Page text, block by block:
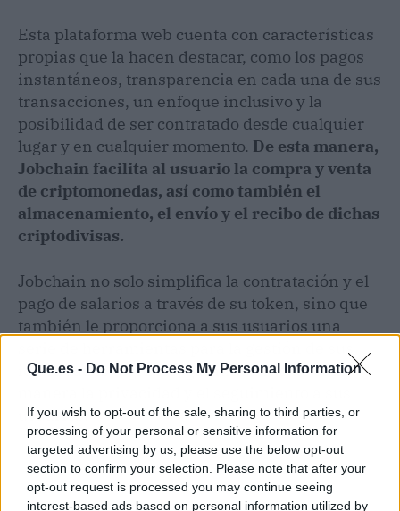
Que.es - Do Not Process My Personal Information
If you wish to opt-out of the sale, sharing to third parties, or
processing of your personal or sensitive information for
targeted advertising by us, please use the below opt-out
section to confirm your selection. Please note that after your
opt-out request is processed you may continue seeing
interest-based ads based on personal information utilized by
Esta plataforma web cuenta con características
propias que la hacen destacar, como los pagos
instantáneos, transparencia en cada una de sus
transacciones, un enfoque inclusivo y la
posibilidad de ser contratado desde cualquier
lugar y en cualquier momento. De esta manera,
Jobchain facilita al usuario la compra y venta
de criptomonedas, así como también el
almacenamiento, el envío y el recibo de dichas
criptodivisas.
Jobchain no solo simplifica la contratación y el
pago de salarios a través de su token, sino que
también le proporciona a sus usuarios una
serie de herramientas para la gestión de sus
identidades digitales, garantizando de esta
usuarios.